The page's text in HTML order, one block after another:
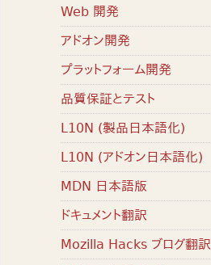
Web 開発
アドオン開発
プラットフォーム開発
品質保証とテスト
L10N (製品日本語化)
L10N (アドオン日本語化)
MDN 日本語版
ドキュメント翻訳
Mozilla Hacks ブログ翻訳